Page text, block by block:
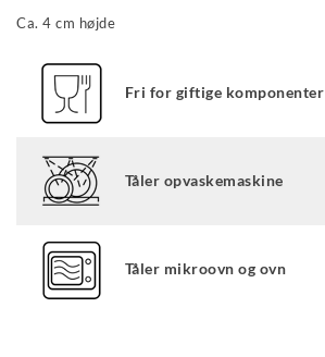
Ca. 4 cm højde
Fri for giftige komponenter
Tåler opvaskemaskine
Tåler mikroovn og ovn